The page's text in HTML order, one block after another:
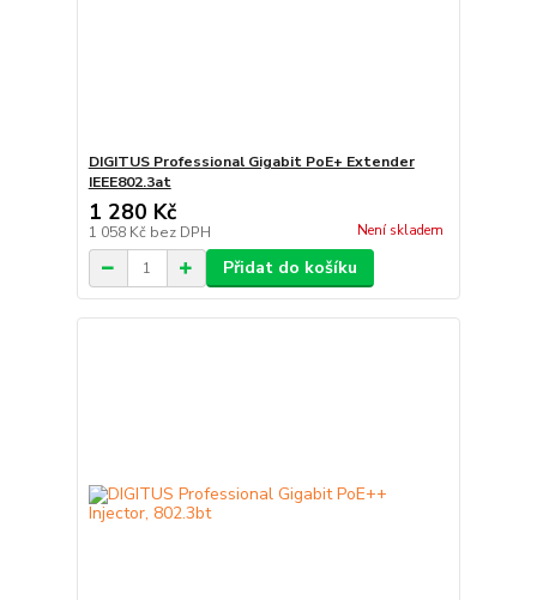
DIGITUS Professional Gigabit PoE+ Extender
IEEE802.3at
1 280 Kč
1 058 Kč bez DPH Není skladem
Přidat do košíku